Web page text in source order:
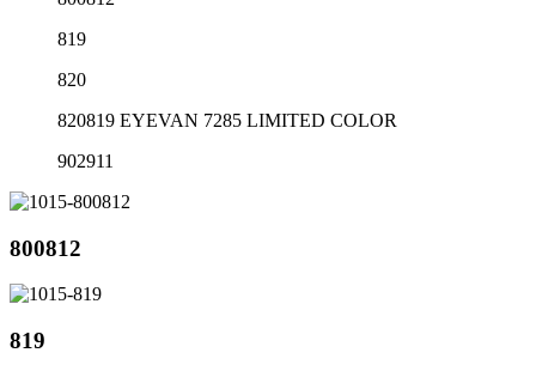
819
820
820819 EYEVAN 7285 LIMITED COLOR
902911
800812
819